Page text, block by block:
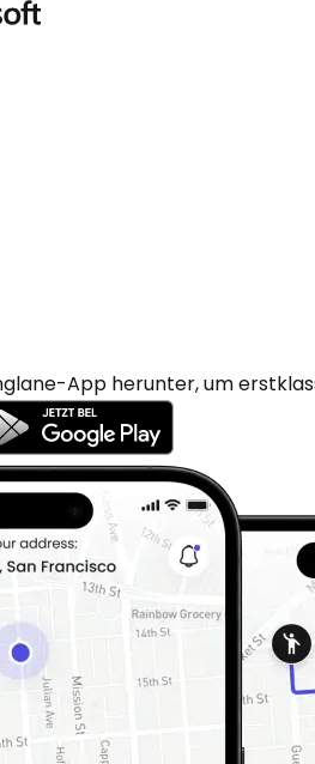
App herunter, um